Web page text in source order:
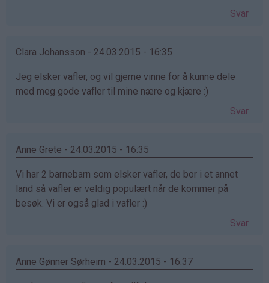
Svar
Clara Johansson - 24.03.2015 - 16:35
Jeg elsker vafler, og vil gjerne vinne for å kunne dele
med meg gode vafler til mine nære og kjære :)
Svar
Anne Grete - 24.03.2015 - 16:35
Vi har 2 barnebarn som elsker vafler, de bor i et annet
land så vafler er veldig populært når de kommer på
besøk. Vi er også glad i vafler :)
Svar
Anne Gønner Sørheim - 24.03.2015 - 16:37